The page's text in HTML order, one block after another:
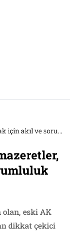
“Silah bırakmamak için mazeretler, bırakmak için akıl ve sorumluluk gerekir”
eski AK
dikkat çekici